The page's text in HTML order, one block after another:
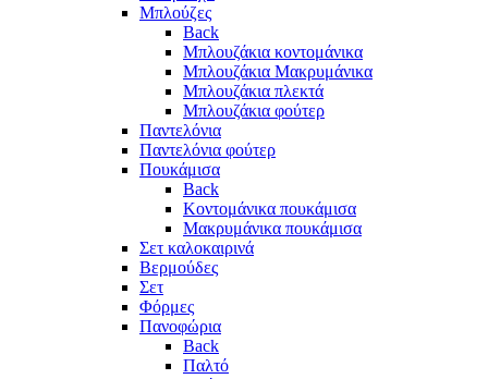
Μπλούζες
Back
Μπλουζάκια κοντομάνικα
Μπλουζάκια Μακρυμάνικα
Μπλουζάκια πλεκτά
Μπλουζάκια φούτερ
Παντελόνια
Παντελόνια φούτερ
Πουκάμισα
Back
Κοντομάνικα πουκάμισα
Μακρυμάνικα πουκάμισα
Σετ καλοκαιρινά
Βερμούδες
Σετ
Φόρμες
Πανοφώρια
Back
Παλτό